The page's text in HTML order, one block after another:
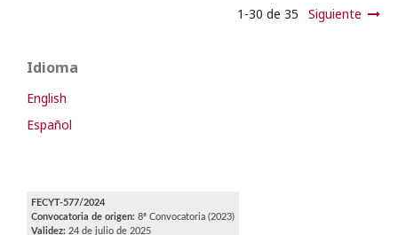
1-30 de 35 Siguiente
Idioma
English
Español